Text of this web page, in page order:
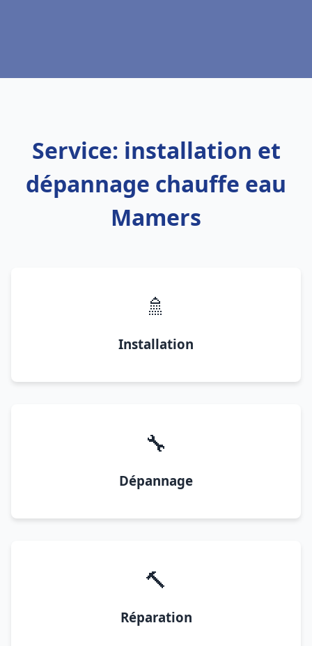
Service: installation et
dépannage chauffe eau
Mamers
🚿
Installation
🔧
Dépannage
🔨
Réparation